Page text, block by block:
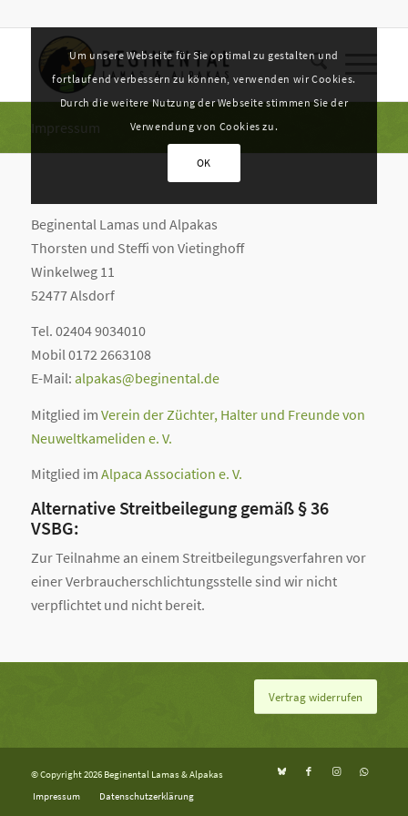
Impressum
Beginental Lamas und Alpakas
Thorsten und Steffi von Vietinghoff
Winkelweg 11
52477 Alsdorf
Tel. 02404 9034010
Mobil 0172 2663108
E-Mail: alpakas@beginental.de
Mitglied im Verein der Züchter, Halter und Freunde von
Neuweltkameliden e. V.
Mitglied im Alpaca Association e. V.
Alternative Streitbeilegung gemäß § 36
VSBG:
Zur Teilnahme an einem Streitbeilegungsverfahren vor
einer Verbraucherschlichtungsstelle sind wir nicht
verpflichtet und nicht bereit.
Vertrag widerrufen
© Copyright 2026 Beginental Lamas & Alpakas
Impressum
Datenschutzerklärung
Um unsere Webseite für Sie optimal zu gestalten und
fortlaufend verbessern zu können, verwenden wir Cookies.
Durch die weitere Nutzung der Webseite stimmen Sie der
Verwendung von Cookies zu.
OK